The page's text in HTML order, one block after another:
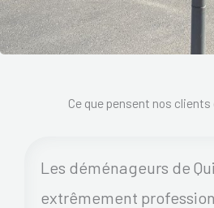
Ce que pensent nos
Les déménageurs de
extrêmement